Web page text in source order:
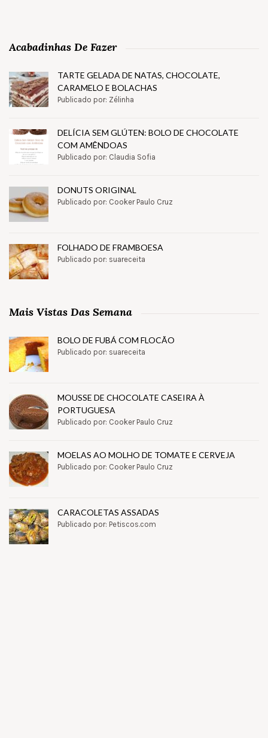
Acabadinhas De Fazer
TARTE GELADA DE NATAS, CHOCOLATE,
CARAMELO E BOLACHAS
Publicado por: Zélinha
DELÍCIA SEM GLÚTEN: BOLO DE CHOCOLATE
COM AMÊNDOAS
Publicado por: Claudia Sofia
DONUTS ORIGINAL
Publicado por: Cooker Paulo Cruz
FOLHADO DE FRAMBOESA
Publicado por: suareceita
Mais Vistas Das Semana
BOLO DE FUBÁ COM FLOCÃO
Publicado por: suareceita
MOUSSE DE CHOCOLATE CASEIRA À
PORTUGUESA
Publicado por: Cooker Paulo Cruz
MOELAS AO MOLHO DE TOMATE E CERVEJA
Publicado por: Cooker Paulo Cruz
CARACOLETAS ASSADAS
Publicado por: Petiscos.com